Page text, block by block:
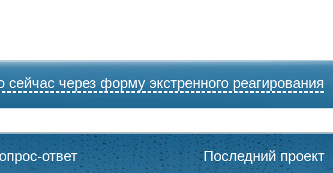
через форму экстренного реагирования
ответ Последний проект